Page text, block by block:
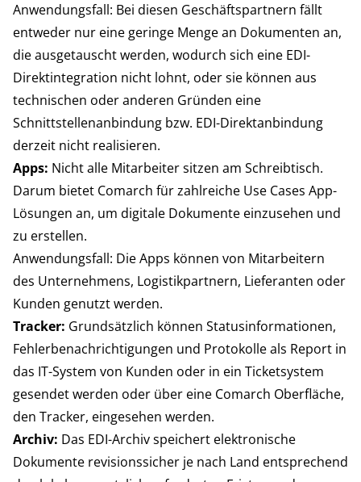
Anwendungsfall: Bei diesen Geschäftspartnern fällt
entweder nur eine geringe Menge an Dokumenten an,
die ausgetauscht werden, wodurch sich eine EDI-
Direktintegration nicht lohnt, oder sie können aus
technischen oder anderen Gründen eine
Schnittstellenanbindung bzw. EDI-Direktanbindung
derzeit nicht realisieren.
Apps: Nicht alle Mitarbeiter sitzen am Schreibtisch.
Darum bietet Comarch für zahlreiche Use Cases App-
Lösungen an, um digitale Dokumente einzusehen und
zu erstellen.
Anwendungsfall: Die Apps können von Mitarbeitern
des Unternehmens, Logistikpartnern, Lieferanten oder
Kunden genutzt werden.
Tracker: Grundsätzlich können Statusinformationen,
Fehlerbenachrichtigungen und Protokolle als Report in
das IT-System von Kunden oder in ein Ticketsystem
gesendet werden oder über eine Comarch Oberfläche,
den Tracker, eingesehen werden.
Archiv: Das EDI-Archiv speichert elektronische
Dokumente revisionssicher je nach Land entsprechend